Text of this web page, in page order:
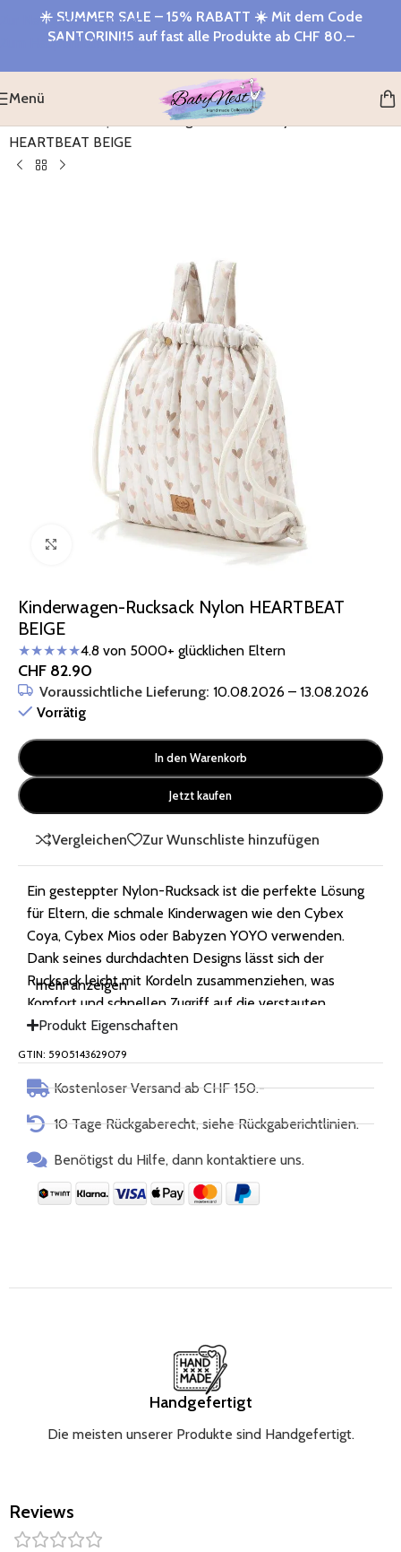
Zur Navigation springen
Zum Hauptinhalt springen
☀️ SUMMER SALE – 15% RABATT ☀️ Mit dem Code
SANTORINI15 auf fast alle Produkte ab CHF 80.–
Menü
Kinderwagen-Rucksack Nylon
HEARTBEAT BEIGE
Zum Vergrößern klicken
Kinderwagen-Rucksack Nylon HEARTBEAT
BEIGE
★★★★★4.8 von 5000+ glücklichen Eltern
CHF 82.90
Voraussichtliche Lieferung: 10.08.2026 – 13.08.2026
Vorrätig
In den Warenkorb
Jetzt kaufen
Vergleichen Zur Wunschliste hinzufügen
Ein gesteppter Nylon-Rucksack ist die perfekte Lösung
für Eltern, die schmale Kinderwagen wie den Cybex
Coya, Cybex Mios oder Babyzen YOYO verwenden.
Dank seines durchdachten Designs lässt sich der
Rucksack leicht mit Kordeln zusammenziehen, was
Komfort und schnellen Zugriff auf die verstauten
Gegenstände ermöglicht. *Im Inneren befindet sich eine
kleine Tasche, die für die sichere Aufbewahrung von
sorgt. *Der Rucksack kann mit Haken am Kinderwagen
befestigt werden. *Die angenähten Griffe ermöglichen
es Ihn auch als Tasche zu tragen. Er lässt sich leicht auf
dem Rücken tragen, was ihn äusserst vielseitig und
praktisch macht. *Hergestellt aus hochwertigem Nylon,
ist der Rucksack wasserdicht, langlebig und
selbst den anspruchsvollsten Eltern gerecht wird.
mehr anzeigen
Produkt Eigenschaften
GTIN: 5905143629079
Kostenloser Versand ab CHF 150.-
10 Tage Rückgaberecht, siehe Rückgaberichtlinien.
Benötigst du Hilfe, dann kontaktiere uns.
Handgefertigt
Die meisten unserer Produkte sind Handgefertigt.
Reviews